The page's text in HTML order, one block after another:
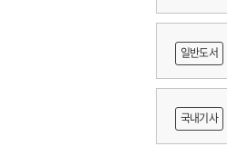
쟁
일반도서
출목록
국내기사